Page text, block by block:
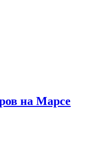
на Марсе